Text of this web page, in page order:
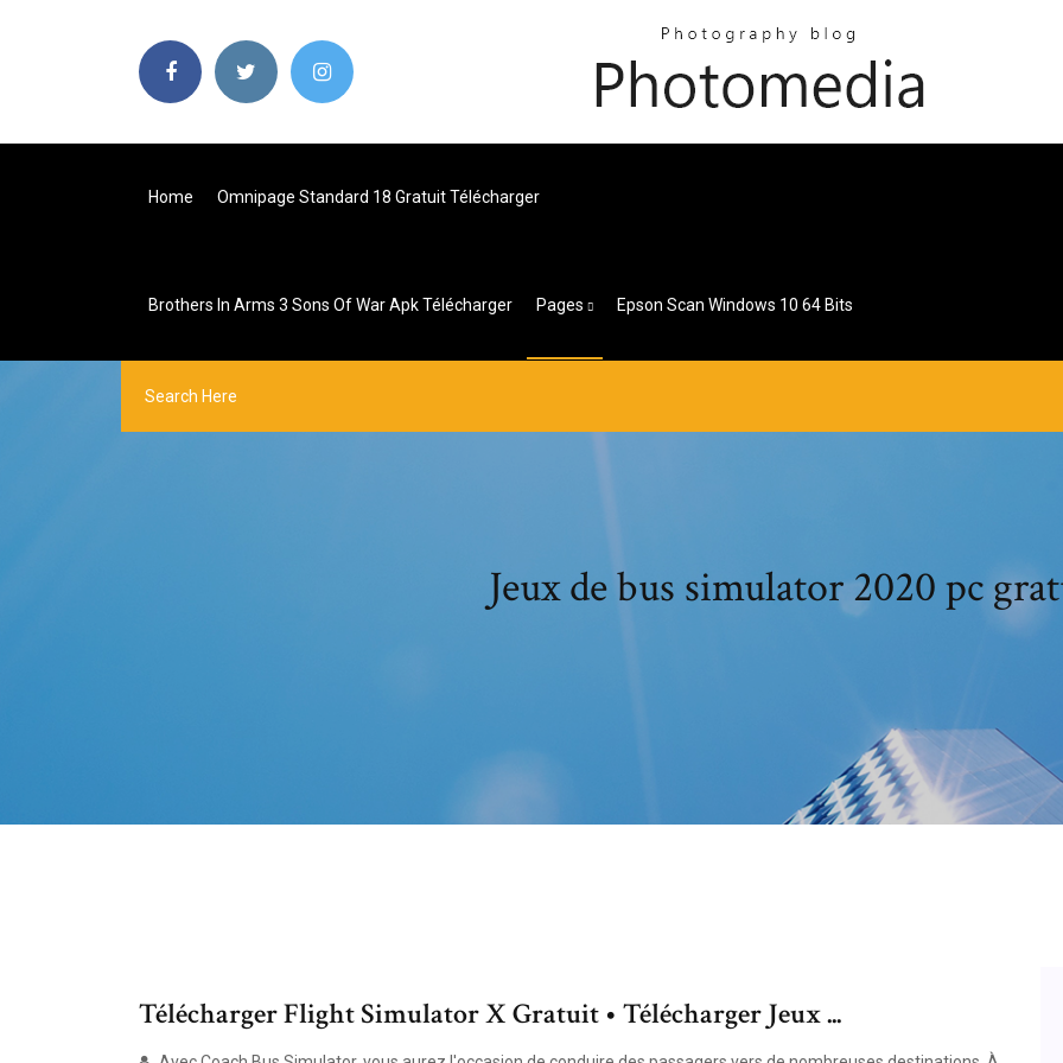
Home Omnipage Standard 18 Gratuit Télécharger
Brothers In Arms 3 Sons Of War Apk Télécharger Pages Epson Scan Windows 10 64 Bits
Jeux de bus simulator 2020 pc
Télécharger Flight Simulator X Gratuit • Télécharger Jeux ...